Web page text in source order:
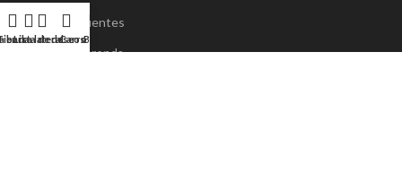
Preguntas frecuentes
Cuidados de la prenda
barra lateral
Lista de deseos
CarroBlog